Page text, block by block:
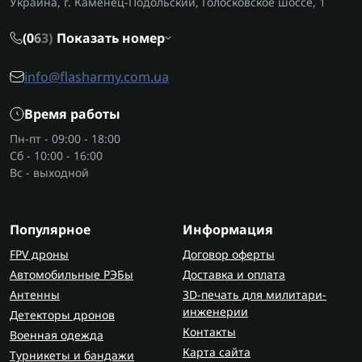
слоя.
Для чего используется
Электрические модели применяют для разных
задач:
шлифования деревянных поверхностей;
подготовки стен и деталей к окрашиванию;
обработки металла после резки;
Благодаря компактной платформе инструмент
удобен для работы на плоскостях, в углах и возле
краёв заготовок.
Основные характеристики
виброшлифмашины
(063) Показать номер
info@flasharmy.com.ua
Время работы
Пн-пт - 09:00 - 18:00
Сб - 10:00 - 16:00
Вс - выходной
Популярное
FPV дроны
Автомобильные РЭБы
Антенны
Детекторы дронов
Военная одежда
Турникеты и бандажи
Информация
Договор оферты
Доставка и оплата
3D-печать для милитари-
инженерии
Контакты
Карта сайта